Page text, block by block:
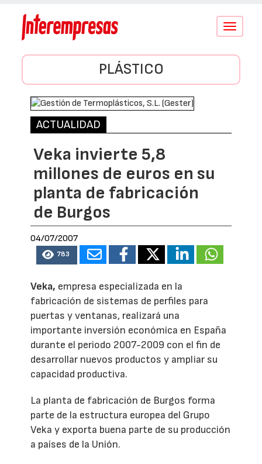
Conmutar
PLÁSTICO
ACTUALIDAD
Veka invierte 5,8
millones de euros en su
planta de fabricación
de Burgos
04/07/2007
783
Veka, empresa especializada en la
fabricación de sistemas de perfiles para
puertas y ventanas, realizará una
importante inversión económica en España
durante el periodo 2007-2009 con el fin de
desarrollar nuevos productos y ampliar su
capacidad productiva.
La planta de fabricación de Burgos forma
parte de la estructura europea del Grupo
Veka y exporta buena parte de su producción
a países de la Unión.